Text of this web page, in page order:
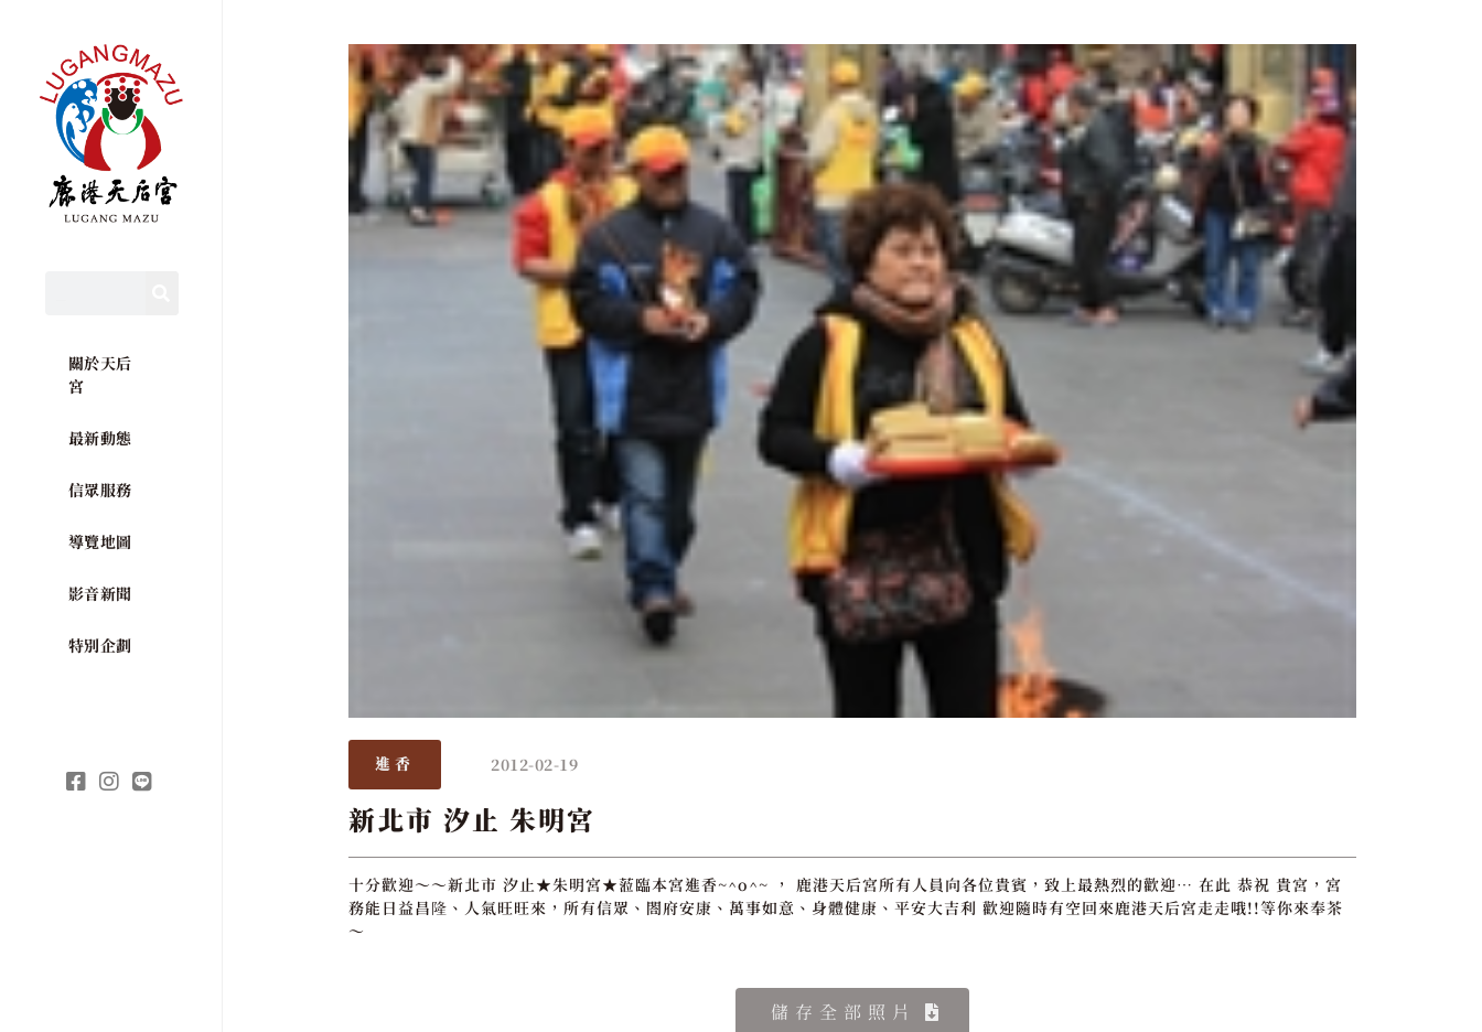
關於天后
宮
最新動態
信眾服務
導覽地圖
影音新聞
特別企劃
進香 2012-02-19
新北市 汐止 朱明宮
十分歡迎～～新北市 汐止★朱明宮★蒞臨本宮進香~^o^~ ， 鹿港天后宮所有人員向各位貴賓，致上最熱烈的歡迎… 在此 恭祝 貴宮，宮
務能日益昌隆、人氣旺旺來，所有信眾、閤府安康、萬事如意、身體健康、平安大吉利 歡迎隨時有空回來鹿港天后宮走走哦!!等你來奉茶
～
儲存全部照片